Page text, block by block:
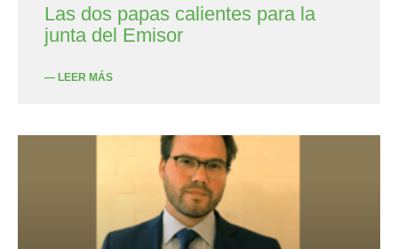
Las dos papas calientes para la
junta del Emisor
— LEER MÁS